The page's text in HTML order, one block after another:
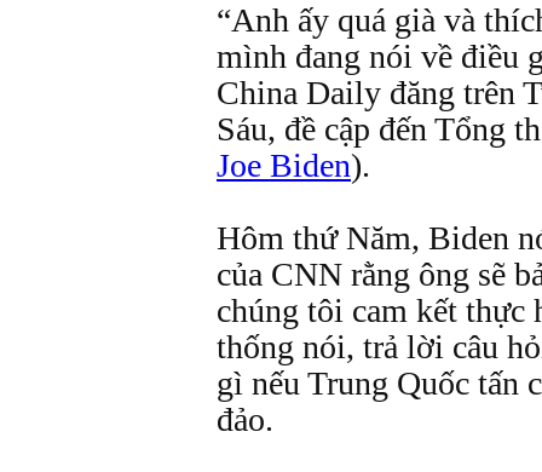
“Anh ấy quá già và
mình đang nói về điều
China Daily đăng trên
Sáu, đề cập đến Tổng
Joe Biden).
Hôm thứ Năm, Biden
của CNN rằng ông sẽ
chúng tôi cam kết thực
thống nói, trả lời câu
gì nếu Trung Quốc tấn
đảo.